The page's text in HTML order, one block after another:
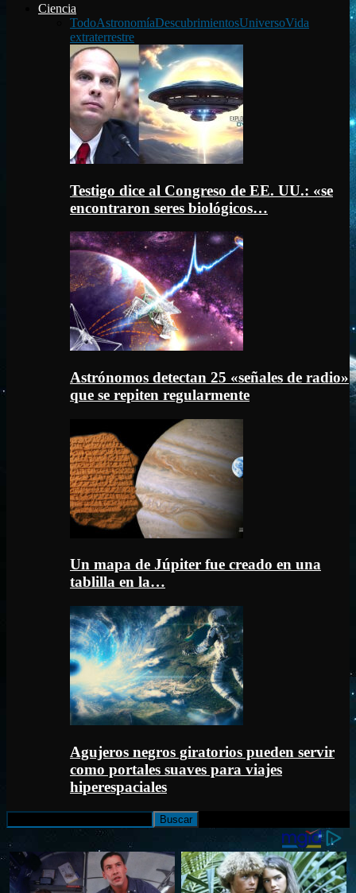
Ciencia
TodoAstronomíaDescubrimientosUniversoVida
extraterrestre
Testigo dice al Congreso de EE. UU.: «se
encontraron seres biológicos…
Astrónomos detectan 25 «señales de radio»
que se repiten regularmente
Un mapa de Júpiter fue creado en una
tablilla en la…
Agujeros negros giratorios pueden servir
como portales suaves para viajes
hiperespaciales